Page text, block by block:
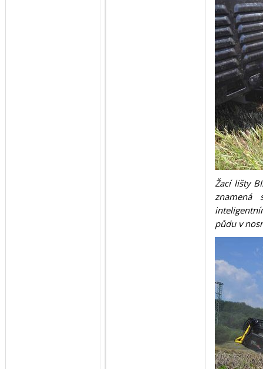
Žací lišty
znamená
půdu v